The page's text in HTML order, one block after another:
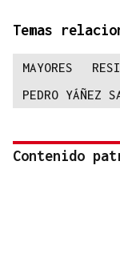
Temas
MAYORES
PEDRO YÁÑEZ
Contenido